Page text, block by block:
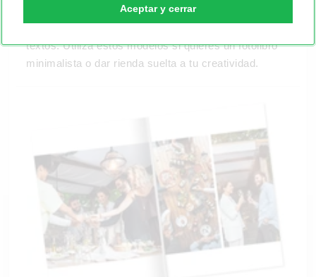
Aceptar y cerrar
completamente vacías, que podrás rellenar con
textos. Utiliza estos modelos si quieres un fotolibro
minimalista o dar rienda suelta a tu creatividad.